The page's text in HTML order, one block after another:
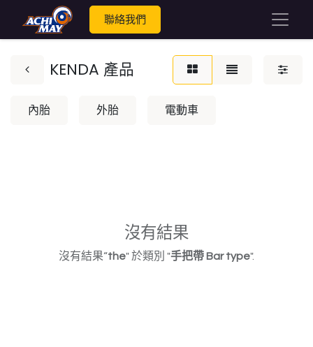
聯絡我們
KENDA 產品
內胎 外胎 電動車
沒有結果
沒有結果“the" 於類別 "手把帶 Bar type".